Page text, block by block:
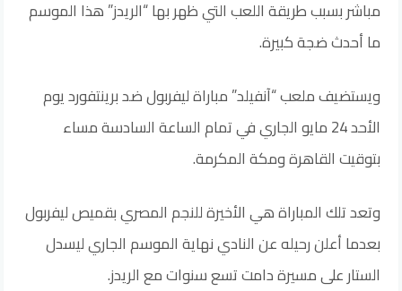
مباشر بسبب طريقة اللعب التي ظهر بها “الريدز” هذا الموسم
ما أحدث ضجة كبيرة.
ويستضيف ملعب “آنفيلد” مباراة ليفربول ضد برينتفورد يوم
الأحد 24 مايو الجاري في تمام الساعة السادسة مساء
بتوقيت القاهرة ومكة المكرمة.
وتعد تلك المباراة هي الأخيرة للنجم المصري بقميص ليفربول
بعدما أعلن رحيله عن النادي نهاية الموسم الجاري ليسدل
الستار على مسيرة دامت تسع سنوات مع الريدز.